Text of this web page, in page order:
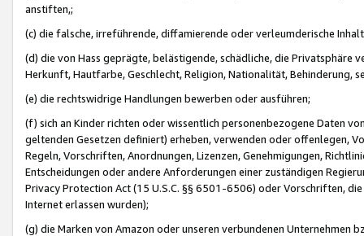
anstiften,;
(c) die falsche, irreführende, diffamierende oder verleumderische
(d) die von Hass geprägte, belästigende, schädliche, die Privatsphäre
Herkunft, Hautfarbe, Geschlecht, Religion, Nationalität, Behinderung,
(e) die rechtswidrige Handlungen bewerben oder ausführen;
(f) sich an Kinder richten oder wissentlich personenbezogene Daten
geltenden Gesetzen definiert) erheben, verwenden oder offenlegen,
Regeln, Vorschriften, Anordnungen, Lizenzen, Genehmigungen,
Entscheidungen oder andere Anforderungen einer zuständigen
Privacy Protection Act (15 U.S.C. §§ 6501-6506) oder Vorschriften,
Internet erlassen wurden);
(g) die Marken von Amazon oder unseren verbundenen Unternehmen